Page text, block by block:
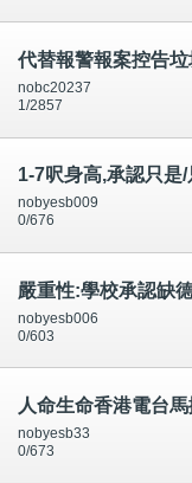
nobc20237
1/2857
nobyesb009
0/676
nobyesb006
0/603
nobyesb33
0/673